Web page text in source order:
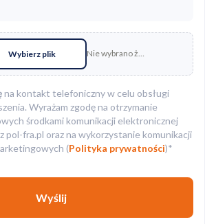
Wybierz plik Nie wybrano żadnego pliku
na kontakt telefoniczny w celu obsługi
Wyrażam zgodę na otrzymanie
środkami komunikacji elektronicznej
pol-fra.pl oraz na wykorzystanie komunikacji
(Polityka prywatności)*
Wyślij